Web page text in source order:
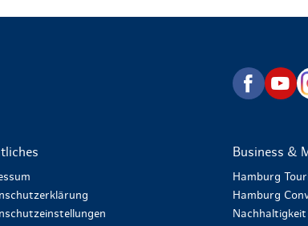
zurück zur Startseite
Business &
Hamburg
Hamburg